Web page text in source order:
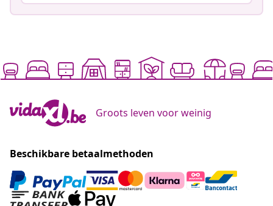
Groots leven voor weinig
Beschikbare betaalmethoden